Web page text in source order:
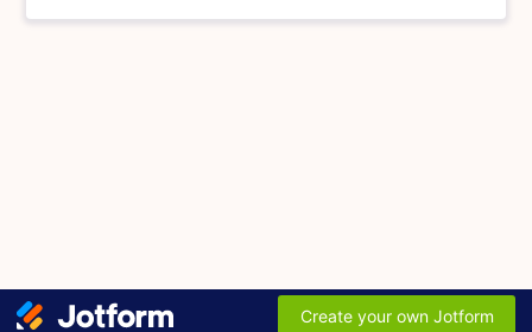
Create your own Jotform